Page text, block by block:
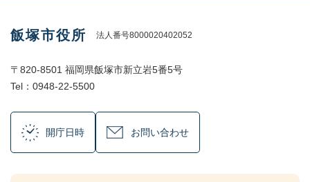
飯塚市役所 法人番号8000020402052
〒820-8501 福岡県飯塚市新立岩5番5号
Tel：0948-22-5500
開庁日時 お問い合わせ